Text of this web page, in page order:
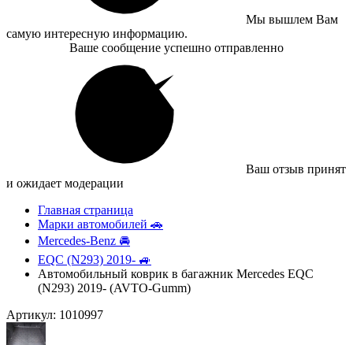
Мы вышлем Вам
самую интересную информацию.
Ваше сообщение успешно отправленно
Ваш отзыв принят
и ожидает модерации
Главная страница
Марки автомобилей 🚗
Mercedes-Benz 🚘
EQC (N293) 2019- 🚙
Автомобильный коврик в багажник Mercedes EQС
(N293) 2019- (AVTO-Gumm)
Артикул: 1010997